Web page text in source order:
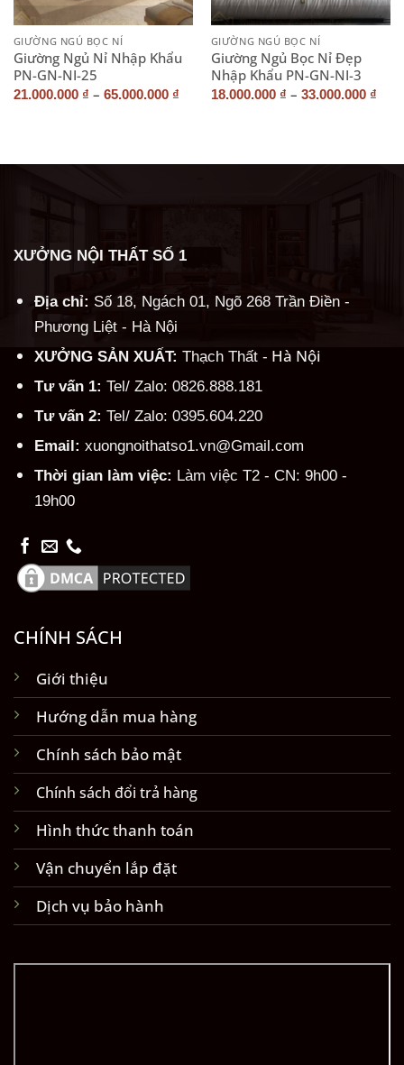
GIƯỜNG NGỦ BỌC NỈ
Giường Ngủ Nỉ Nhập Khẩu
PN-GN-NI-25
21.000.000 ₫ – 65.000.000 ₫
GIƯỜNG NGỦ BỌC NỈ
Giường Ngủ Bọc Nỉ Đẹp
Nhập Khẩu PN-GN-NI-3
18.000.000 ₫ – 33.000.000 ₫
XƯỞNG NỘI THẤT SỐ 1
Địa chỉ: Số 18, Ngách 01, Ngõ 268 Trần Điền -
Phương Liệt - Hà Nội
XƯỞNG SẢN XUẤT: Thạch Thất - Hà Nội
Tư vấn 1: Tel/ Zalo: 0826.888.181
Tư vấn 2: Tel/ Zalo: 0395.604.220
Email: xuongnoithatso1.vn@Gmail.com
Thời gian làm việc: Làm việc T2 - CN: 9h00 -
19h00
CHÍNH SÁCH
Giới thiệu
Hướng dẫn mua hàng
Chính sách bảo mật
Chính sách đổi trả hàng
Hình thức thanh toán
Vận chuyển lắp đặt
Dịch vụ bảo hành